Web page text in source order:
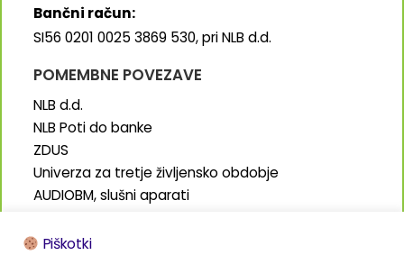
Bančni račun:
SI56 0201 0025 3869 530, pri NLB d.d.
POMEMBNE POVEZAVE
NLB d.d.
NLB Poti do banke
ZDUS
Univerza za tretje življensko obdobje
AUDIOBM, slušni aparati
Piškotki